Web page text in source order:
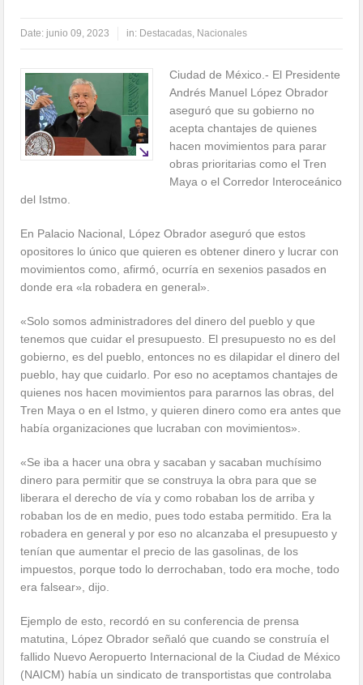
Date: junio 09, 2023 in: Destacadas, Nacionales
Ciudad de México.- El Presidente
Andrés Manuel López Obrador
aseguró que su gobierno no
acepta chantajes de quienes
hacen movimientos para parar
obras prioritarias como el Tren
Maya o el Corredor Interoceánico
del Istmo.
En Palacio Nacional, López Obrador aseguró que estos
opositores lo único que quieren es obtener dinero y lucrar con
movimientos como, afirmó, ocurría en sexenios pasados en
donde era «la robadera en general».
«Solo somos administradores del dinero del pueblo y que
tenemos que cuidar el presupuesto. El presupuesto no es del
gobierno, es del pueblo, entonces no es dilapidar el dinero del
pueblo, hay que cuidarlo. Por eso no aceptamos chantajes de
quienes nos hacen movimientos para pararnos las obras, del
Tren Maya o en el Istmo, y quieren dinero como era antes que
había organizaciones que lucraban con movimientos».
«Se iba a hacer una obra y sacaban y sacaban muchísimo
dinero para permitir que se construya la obra para que se
liberara el derecho de vía y como robaban los de arriba y
robaban los de en medio, pues todo estaba permitido. Era la
robadera en general y por eso no alcanzaba el presupuesto y
tenían que aumentar el precio de las gasolinas, de los
impuestos, porque todo lo derrochaban, todo era moche, todo
era falsear», dijo.
Ejemplo de esto, recordó en su conferencia de prensa
matutina, López Obrador señaló que cuando se construía el
fallido Nuevo Aeropuerto Internacional de la Ciudad de México
(NAICM) había un sindicato de transportistas que controlaba